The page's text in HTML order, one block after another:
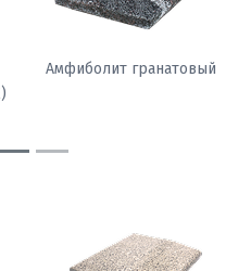
Гранит Белла